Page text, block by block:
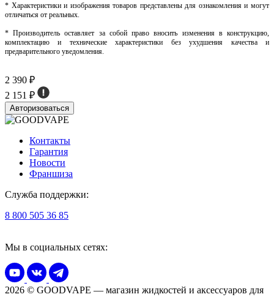
* Характеристики и изображения товаров представлены для ознакомления и могут
отличаться от реальных.
* Производитель оставляет за собой право вносить изменения в конструкцию,
комплектацию и технические характеристики без ухудшения качества и
предварительного уведомления.
2 390 ₽
2 151 ₽
Авторизоваться
Контакты
Гарантия
Новости
Франшиза
Служба поддержки:
8 800 505 36 85
Мы в социальных сетях:
2026 © GOODVAPE — магазин жидкостей и аксессуаров для